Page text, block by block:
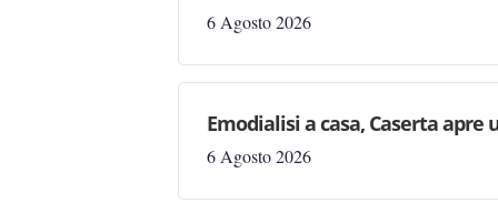
6 Agosto 2026
Emodialisi a casa, Caserta apre
6 Agosto 2026